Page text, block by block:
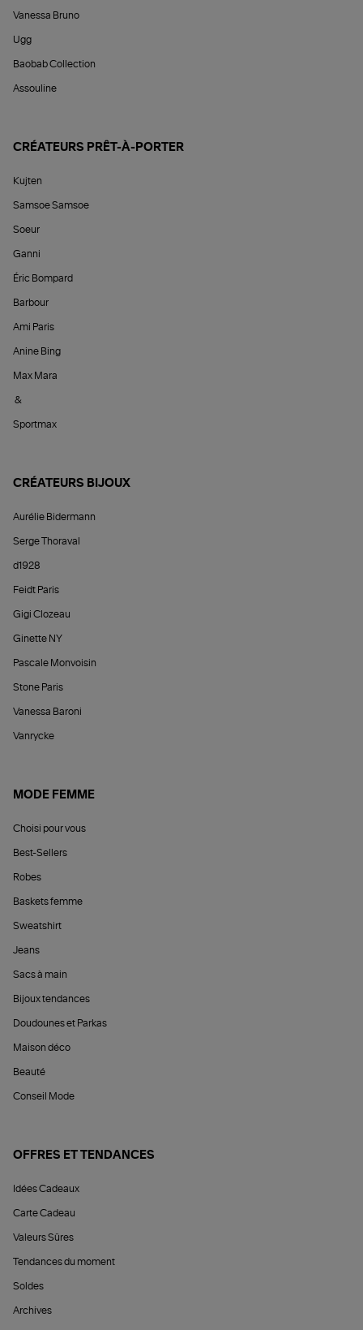
Vanessa Bruno
Ugg
Baobab Collection
Assouline
CRÉATEURS PRÊT-À-PORTER
Kujten
Samsoe Samsoe
Soeur
Ganni
Éric Bompard
Barbour
Ami Paris
Anine Bing
Max Mara
&
Sportmax
CRÉATEURS BIJOUX
Aurélie Bidermann
Serge Thoraval
d1928
Feidt Paris
Gigi Clozeau
Ginette NY
Pascale Monvoisin
Stone Paris
Vanessa Baroni
Vanrycke
MODE FEMME
Choisi pour vous
Best-Sellers
Robes
Baskets femme
Sweatshirt
Jeans
Sacs à main
Bijoux tendances
Doudounes et Parkas
Maison déco
Beauté
Conseil Mode
OFFRES ET TENDANCES
Idées Cadeaux
Carte Cadeau
Valeurs Sûres
Tendances du moment
Soldes
Archives